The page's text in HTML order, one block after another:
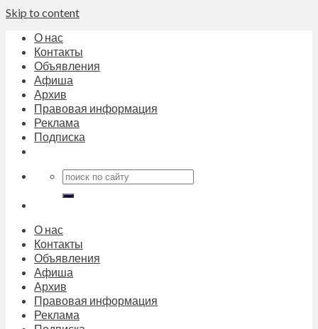
Skip to content
О нас
Контакты
Объявления
Афиша
Архив
Правовая информация
Реклама
Подписка
О нас
Контакты
Объявления
Афиша
Архив
Правовая информация
Реклама